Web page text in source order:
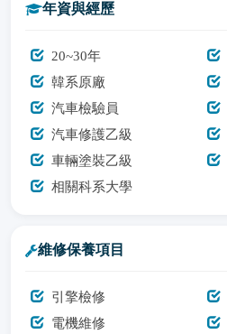
年資與經歷
20~30年
韓系原廠
汽車檢驗員
汽車修護乙級
車輛塗裝乙級
相關科系大學
維修保養項目
引擎檢修
電機維修